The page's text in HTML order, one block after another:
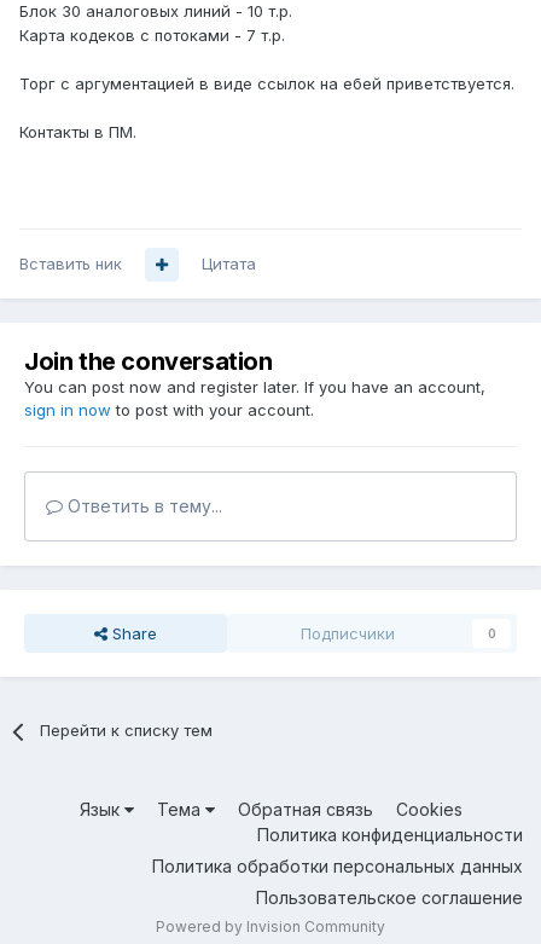
Блок 30 аналоговых линий - 10 т.р.
Карта кодеков с потоками - 7 т.р.
Торг с аргументацией в виде ссылок на ебей приветствуется.
Контакты в ПМ.
Вставить ник Цитата
Join the conversation
You can post now and register later. If you have an account,
sign in now to post with your account.
Ответить в тему...
Share Подписчики 0
Перейти к списку тем
Язык Тема Обратная связь
Cookies
Политика конфиденциальности
Политика обработки персональных данных
Пользовательское соглашение
Powered by Invision Community